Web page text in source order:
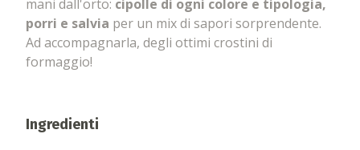
mani dall'orto: cipolle di ogni colore e tipologia,
porri e salvia per un mix di sapori sorprendente.
Ad accompagnarla, degli ottimi crostini di
formaggio!
Ingredienti